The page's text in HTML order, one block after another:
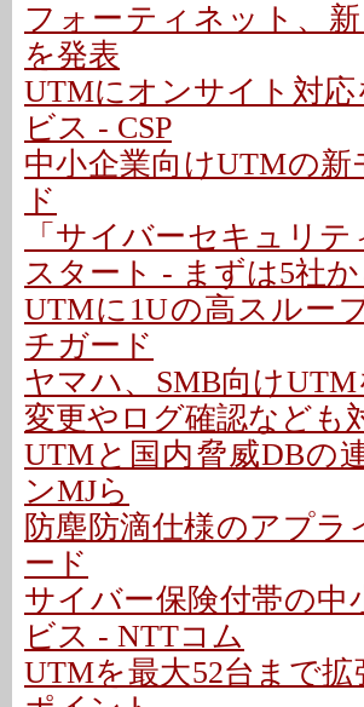
フォーティネット、新
を発表
UTMにオンサイト対
ビス - CSP
中小企業向けUTMの
ド
「サイバーセキュリ
スタート - まずは5社か
UTMに1Uの高スルー
チガード
ヤマハ、SMB向け
変更やログ確認なども
UTMと国内脅威DBの
ンMJら
防塵防滴仕様のアプ
ード
サイバー保険付帯の
ビス - NTTコム
UTMを最大52台まで